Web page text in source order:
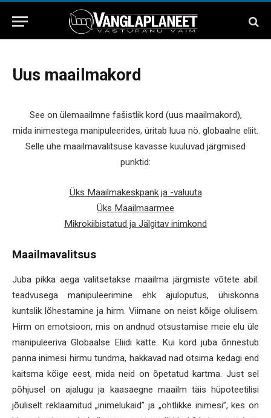
Uus maailmakord
See on ülemaailmne fašistlik kord (uus maailmakord),
mida inimestega manipuleerides, üritab luua nö. globaalne eliit.
Selle ühe maailmavalitsuse kavasse kuuluvad järgmised
punktid:
Üks Maailmakeskpank ja -valuuta
Üks Maailmaarmee
Mikrokiibistatud ja Jälgitav inimkond
Maailmavalitsus
Juba pikka aega valitsetakse maailma järgmiste võtete abil:
teadvusega manipuleerimine ehk ajuloputus, ühiskonna
kuntslik lõhestamine ja hirm. Viimane on neist kõige olulisem.
Hirm on emotsioon, mis on andnud otsustamise meie elu üle
manipuleeriva Globaalse Eliidi kätte. Kui kord juba õnnestub
panna inimesi hirmu tundma, hakkavad nad otsima kedagi end
kaitsma kõige eest, mida neid on õpetatud kartma. Just sel
põhjusel on ajalugu ja kaasaegne maailm täis hüpoteetilisi
jõuliselt reklaamitud „inimelukaid” ja „ohtlikke inimesi”, kes on